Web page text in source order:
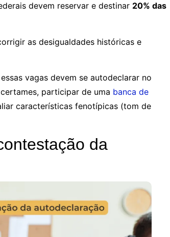
devem reservar e destinar 20% das
as desigualdades históricas e
vagas devem se autodeclarar no
participar de uma banca de
características fenotípicas (tom de
da